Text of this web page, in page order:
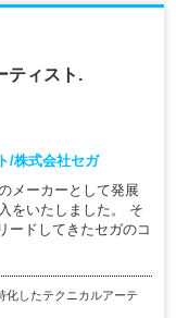
ティスト.
/株式会社セガ
メーカーとして発展
をいたしました。 そ
ードしてきたセガのコ
化したテクニカルアーテ